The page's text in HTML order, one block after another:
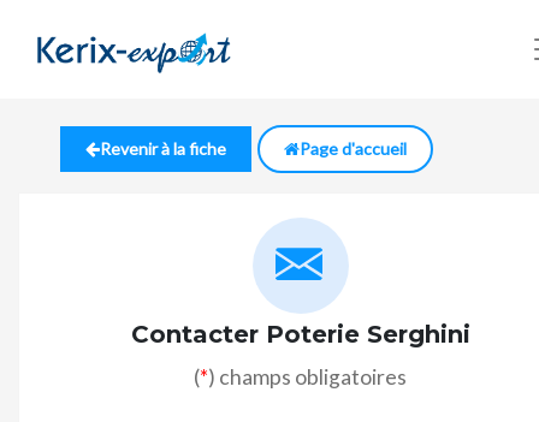
Revenir à la fiche Page d'accueil
Contacter Poterie Serghini
(*) champs obligatoires